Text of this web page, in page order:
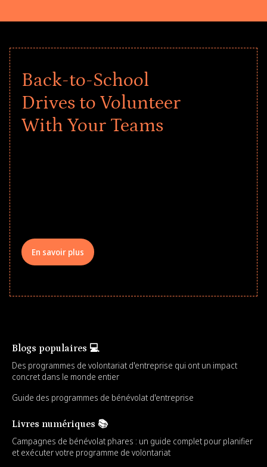
Back-to-School
Drives to Volunteer
With Your Teams
En savoir plus
Blogs populaires 💻
Des programmes de volontariat d'entreprise qui ont un impact
concret dans le monde entier
Guide des programmes de bénévolat d'entreprise
Livres numériques 📚
Campagnes de bénévolat phares : un guide complet pour planifier
et exécuter votre programme de volontariat